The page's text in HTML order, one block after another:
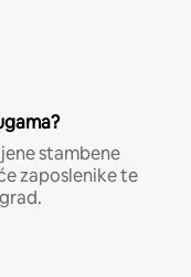
stambene
zaposlenike te